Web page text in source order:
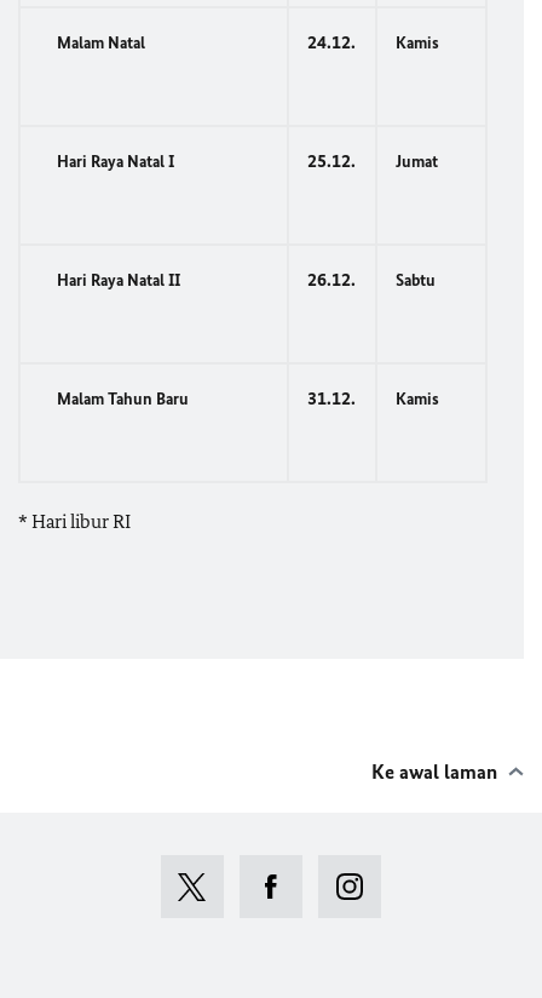
Malam Natal 24.12. Kamis
Hari Raya Natal I 25.12. Jumat
Hari Raya Natal II 26.12. Sabtu
Malam Tahun Baru 31.12. Kamis
* Hari libur RI
Ke awal laman